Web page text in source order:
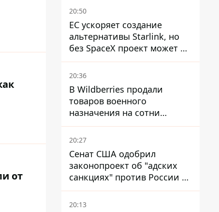
от
20:50
ЕС ускоряет создание
альтернативы Starlink, но
без SpaceX проект может не
обойтись
20:36
В Wildberries продали
товаров военного
назначения на сотни
миллионов, но удары ВСУ
изменили ситуацию
20:27
Сенат США одобрил
законопроект об "адских
санкциях" против России и
Ирана
20:13